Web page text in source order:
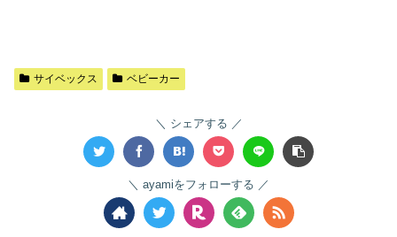
サイベックス ベビーカー
シェアする
ayamiをフォローする